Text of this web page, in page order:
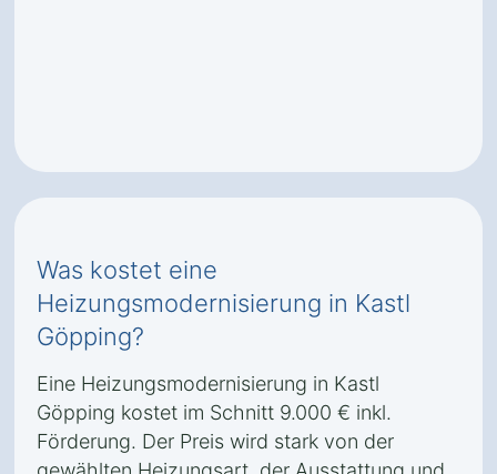
Was kostet eine
Heizungsmodernisierung in Kastl
Göpping?
Eine Heizungsmodernisierung in Kastl
Göpping kostet im Schnitt 9.000 € inkl.
Förderung. Der Preis wird stark von der